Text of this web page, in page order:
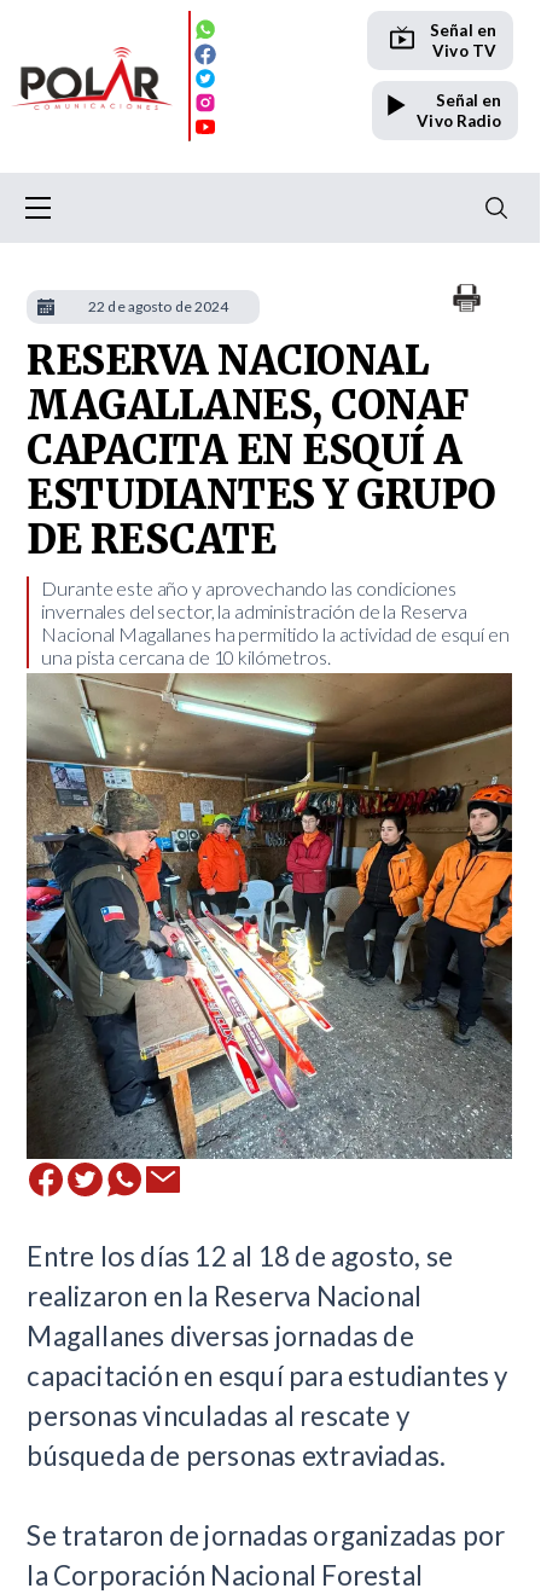
Señal en
Vivo TV
Señal en
Vivo Radio
RESERVA NACIONAL
MAGALLANES, CONAF
CAPACITA EN ESQUÍ A
ESTUDIANTES Y GRUPO
DE RESCATE
Durante este año y aprovechando las condiciones
invernales del sector, la administración de la Reserva
Nacional Magallanes ha permitido la actividad de esquí en
una pista cercana de 10 kilómetros.
​Entre los días 12 al 18 de agosto, se
realizaron en la Reserva Nacional
Magallanes diversas jornadas de
capacitación en esquí para estudiantes y
personas vinculadas al rescate y
búsqueda de personas extraviadas.
Se trataron de jornadas organizadas por
la Corporación Nacional Forestal
22 de agosto de 2024